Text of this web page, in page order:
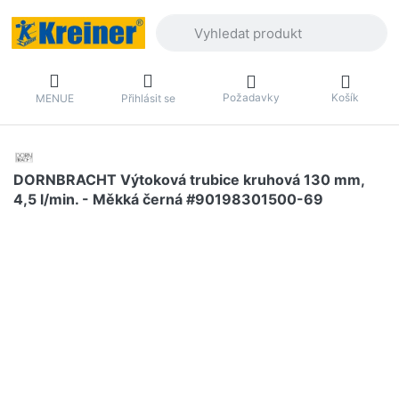
MENUE Přihlásit se Požadavky Košík
DORNBRACHT Výtoková trubice kruhová 130 mm,
4,5 l/min. - Měkká černá #90198301500-69